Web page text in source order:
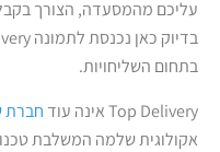
עליכם מהמסעדה, הצורך
בתחום השליחויות.
Top Delivery אינה עוד
חברת
אקולוגית שלמה המשלבת